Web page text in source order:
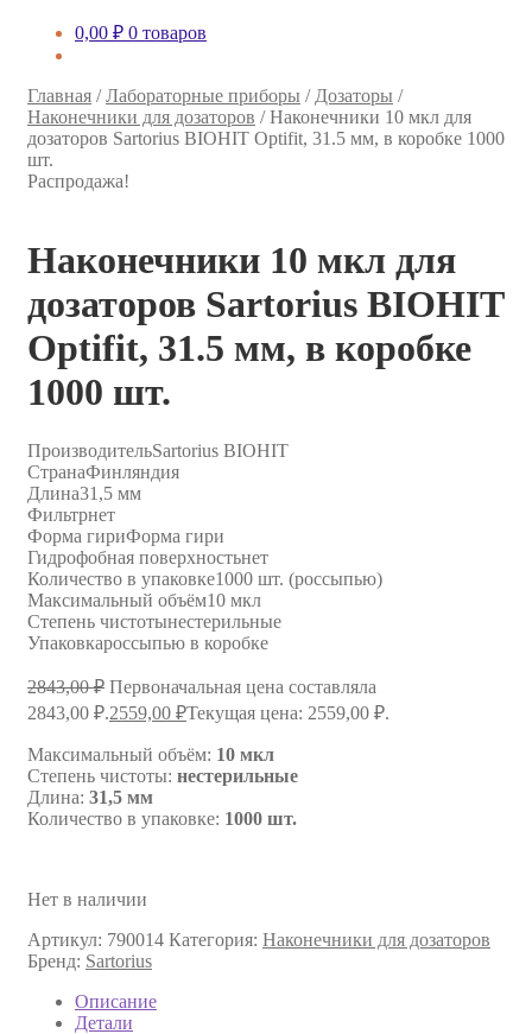
0,00 ₽ 0 товаров
Главная /Лабораторные приборы / Дозаторы /
Наконечники для дозаторов /Наконечники 10 мкл для
дозаторов Sartorius BIOHIT Optifit, 31.5 мм, в коробке 1000
шт.
Распродажа!
Наконечники 10 мкл для
дозаторов Sartorius BIOHIT
Optifit, 31.5 мм, в коробке
1000 шт.
ПроизводительSartorius BIOHIT
СтранаФинляндия
Длина31,5 мм
Фильтрнет
Форма гириФорма гири
Гидрофобная поверхностьнет
Количество в упаковке1000 шт. (россыпью)
Максимальный объём10 мкл
Степень чистотынестерильные
Упаковкароссыпью в коробке
2843,00₽ Первоначальная цена составляла
2843,00 ₽.2559,00 ₽Текущая цена: 2559,00 ₽.
Максимальный объём: 10 мкл
Степень чистоты: нестерильные
Длина: 31,5 мм
Количество в упаковке: 1000 шт.
Нет в наличии
Артикул: 790014 Категория: Наконечники для дозаторов
Бренд: Sartorius
Описание
Детали